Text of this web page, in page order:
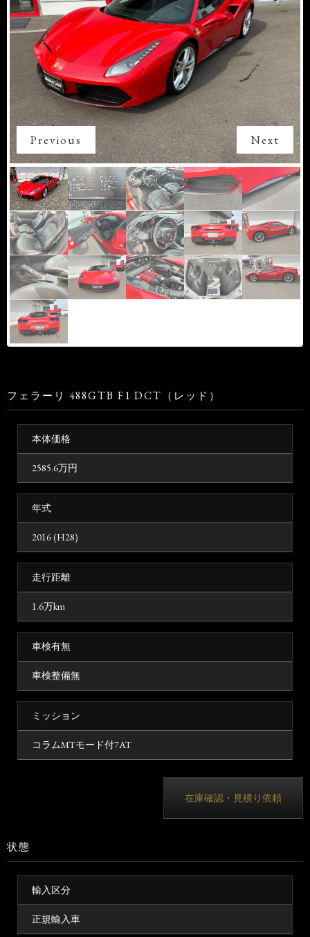
Previous Next
フェラーリ 488GTB F1 DCT（レッド）
本体価格
2585.6万円
年式
2016 (H28)
走行距離
1.6万km
車検有無
車検整備無
ミッション
コラムMTモード付7AT
在庫確認・見積り依頼
状態
輸入区分
正規輸入車